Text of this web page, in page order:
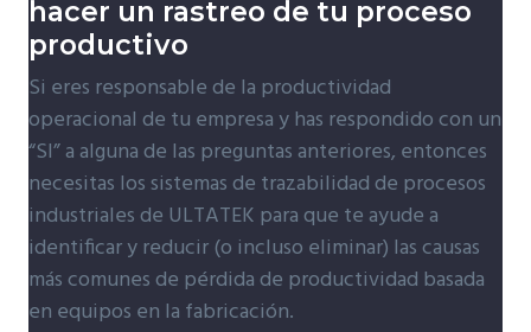
hacer un rastreo de tu proceso
productivo
Si eres responsable de la productividad
operacional de tu empresa y has respondido con un
“SI” a alguna de las preguntas anteriores, entonces
necesitas los sistemas de trazabilidad de procesos
industriales de ULTATEK para que te ayude a
identificar y reducir (o incluso eliminar) las causas
más comunes de pérdida de productividad basada
en equipos en la fabricación.